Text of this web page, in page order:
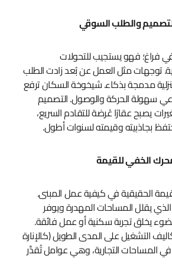
والطلب السوقي
فراغ؛ فهو يستجيب للتحولات
توجهات مثل العمل عن بُعد زادت الطلب
مدمجة بذكاء. شيخوخة السكان ترفع
سهولة الحركة والوصول. التصميم
يصبح عقارًا عُرضة للتقادم السريع،
بجاذبيته وقيمته لسنوات أطول.
الخفي للقيمة
الحقيقية في كيفية عمل المبنى.
يقلل المساحات المهدرة ويوفر
يخلق تجربة سكنية أو عمل فائقة.
التشغيل على المدى الطويل (كالإنارة
في المساحات التجارية، وهي عوامل تُقدَّر